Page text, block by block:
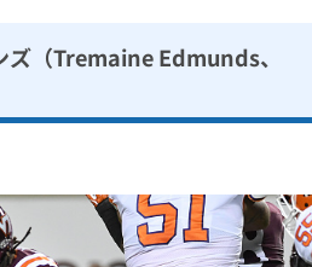
ズ（Tremaine Edmunds、